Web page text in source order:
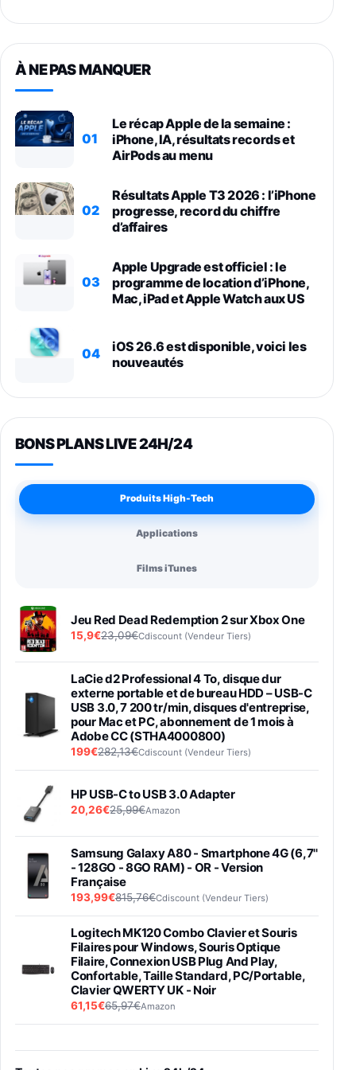
À NE PAS MANQUER
01
Le récap Apple de la semaine :
iPhone, IA, résultats records et
AirPods au menu
02
Résultats Apple T3 2026 : l’iPhone
progresse, record du chiffre
d’affaires
03
Apple Upgrade est officiel : le
programme de location d’iPhone,
Mac, iPad et Apple Watch aux US
04
iOS 26.6 est disponible, voici les
nouveautés
BONS PLANS LIVE 24H/24
Produits High-Tech
Applications
Films iTunes
Jeu Red Dead Redemption 2 sur Xbox One
15,9€23,09€Cdiscount (Vendeur Tiers)
LaCie d2 Professional 4 To, disque dur
externe portable et de bureau HDD – USB-C
USB 3.0, 7 200 tr/min, disques d'entreprise,
pour Mac et PC, abonnement de 1 mois à
Adobe CC (STHA4000800)
199€282,13€Cdiscount (Vendeur Tiers)
HP USB-C to USB 3.0 Adapter
20,26€25,99€Amazon
Samsung Galaxy A80 - Smartphone 4G (6,7''
- 128GO - 8GO RAM) - OR - Version
Française
193,99€815,76€Cdiscount (Vendeur Tiers)
Logitech MK120 Combo Clavier et Souris
Filaires pour Windows, Souris Optique
Filaire, Connexion USB Plug And Play,
Confortable, Taille Standard, PC/Portable,
Clavier QWERTY UK - Noir
61,15€65,97€Amazon
entraénement direct 3 vitesses (33-45-78